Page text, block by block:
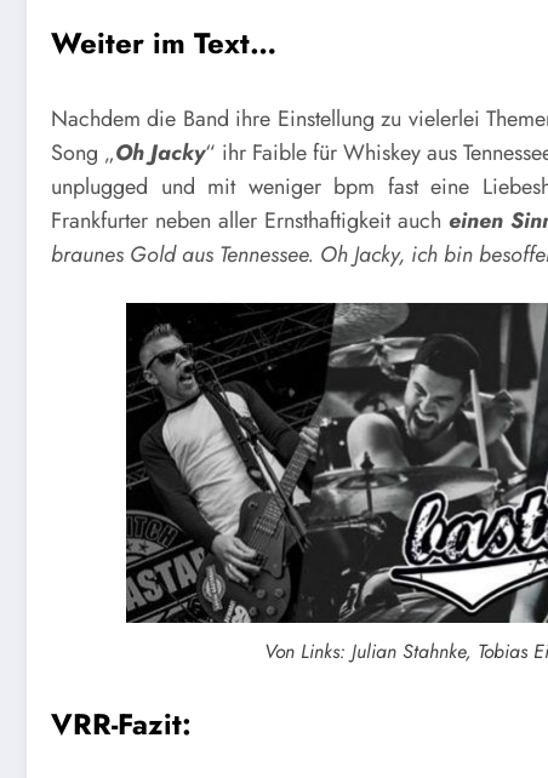
Weiter im Text…
Nachdem die Band ihre Einstellung zu vielerlei
Song „Oh Jacky“ ihr Faible für Whiskey aus
unplugged und mit weniger bpm fast eine
Frankfurter neben aller Ernsthaftigkeit auch einen
braunes Gold aus Tennessee. Oh Jacky, ich bin
Von Links: Julian Stahnke, Tobias
VRR-Fazit: